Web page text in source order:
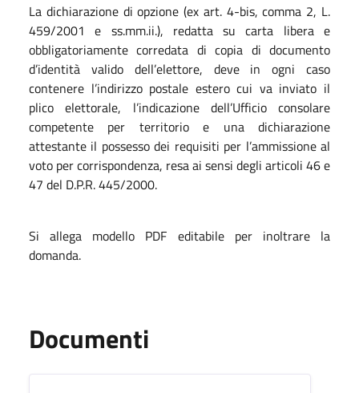
La dichiarazione di opzione (ex art. 4-bis, comma 2, L.
459/2001 e ss.mm.ii.), redatta su carta libera e
obbligatoriamente corredata di copia di documento
d’identità valido dell’elettore, deve in ogni caso
contenere l’indirizzo postale estero cui va inviato il
plico elettorale, l’indicazione dell’Ufficio consolare
competente per territorio e una dichiarazione
attestante il possesso dei requisiti per l’ammissione al
voto per corrispondenza, resa ai sensi degli articoli 46 e
47 del D.P.R. 445/2000.
Si allega modello PDF editabile per inoltrare la
domanda.
Documenti